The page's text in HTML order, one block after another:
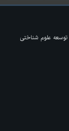
توسعه علوم شناختی